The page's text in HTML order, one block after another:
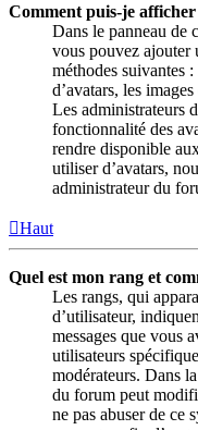
Comment puis-je
Dans le panneau de
vous pouvez ajouter
méthodes suivantes
d’avatars, les
Les administrateurs
fonctionnalité des
rendre disponible
utiliser d’avatars,
administrateur du
Haut
Quel est mon rang et
Les rangs, qui
d’utilisateur,
messages que vous
utilisateurs
modérateurs. Dans
du forum peut
ne pas abuser de ce